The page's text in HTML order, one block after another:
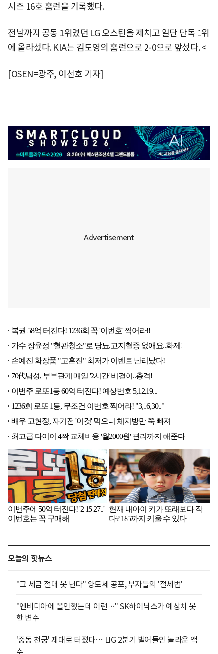
시즌 16호 홈런을 기록했다.
전날까지 공동 1위였던 LG 오스틴을 제치고 일단 단독 1위
에 올라섰다. KIA는 김도영의 홈런으로 2-0으로 앞섰다. <
[OSEN=광주, 이선호 기자]
오늘의 핫뉴스
"그 세금 절대 못 낸다" 양도세 공포, 부자들의 '절세법'
"엔비디아에 올인했는데 이런…" SK하이닉스가 예상치 못
한 변수
'중동 천궁' 제대로 터졌다… LIG 2분기 벌어들인 놀라운 액
수